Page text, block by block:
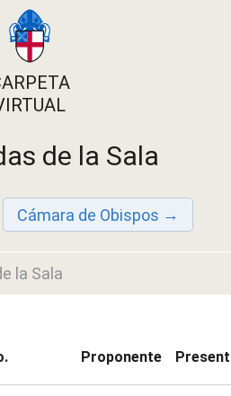
de la Sala
Cámara de Obispos
la Sala
Proponente